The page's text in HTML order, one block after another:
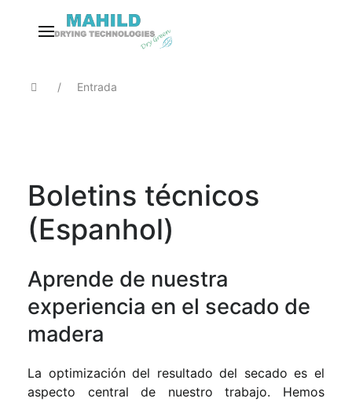
Entrada
Boletins técnicos
(Espanhol)
Aprende de nuestra
experiencia en el secado de
madera
La optimización del resultado del secado es el
aspecto central de nuestro trabajo. Hemos